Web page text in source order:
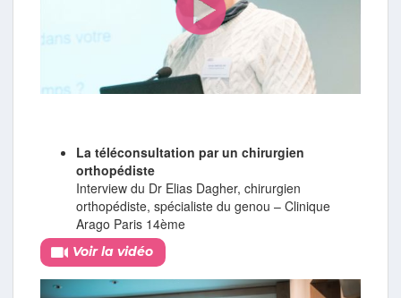
La téléconsultation par un chirurgien
orthopédiste
Interview du Dr Elias Dagher, chirurgien
orthopédiste, spécialiste du genou – Clinique
Arago Paris 14ème
Voir la vidéo